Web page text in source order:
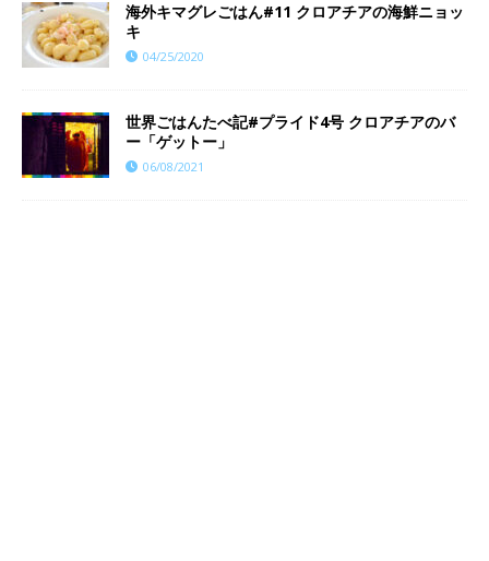
海外キマグレごはん#11 クロアチアの海鮮ニョッ
キ
04/25/2020
世界ごはんたべ記#プライド4号 クロアチアのバ
ー「ゲットー」
06/08/2021